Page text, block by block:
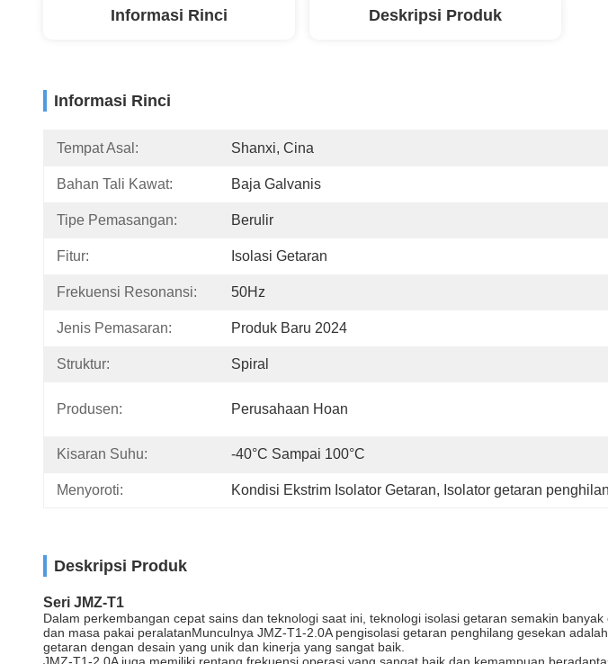
Informasi Rinci Deskripsi Produk
Informasi Rinci
Tempat Asal: Shanxi, Cina
Bahan Tali Kawat: Baja Galvanis
Tipe Pemasangan: Berulir
Fitur: Isolasi Getaran
Frekuensi Resonansi: 50Hz
Jenis Pemasaran: Produk Baru 2024
Struktur: Spiral
Produsen: Perusahaan Hoan
Kisaran Suhu: -40°C Sampai 100°C
Menyoroti: Kondisi Ekstrim Isolator Getaran, Isolator getaran
Deskripsi Produk
Seri JMZ-T1
Dalam perkembangan cepat sains dan teknologi saat ini, teknologi isolasi getaran semakin
dan masa pakai peralatanMunculnya JMZ-T1-2.0A pengisolasi getaran penghilang gesekan
getaran dengan desain yang unik dan kinerja yang sangat baik.